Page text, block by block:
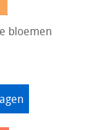
bloemen